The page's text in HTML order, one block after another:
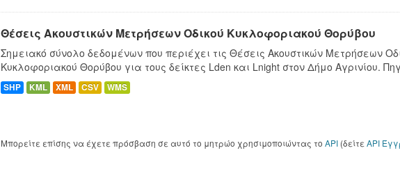
Θέσεις Ακουστικών Μετρήσεων Οδικού Κυκλοφοριακού Θορύβου
Σημειακό σύνολο δεδομένων που περιέχει τις Θέσεις Ακουστικών Μετρήσεων
Κυκλοφοριακού Θορύβου για τους δείκτες Lden και Lnight στον Δήμο Αγρινίου.
SHP KML XML CSV WMS
Μπορείτε επίσης να έχετε πρόσβαση σε αυτό το μητρώο χρησιμοποιώντας το API (δείτε API